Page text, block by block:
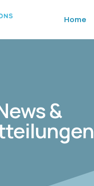
Home
&